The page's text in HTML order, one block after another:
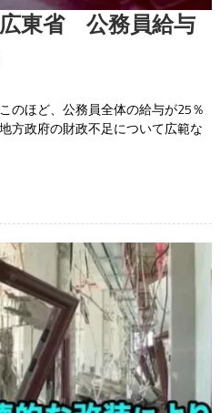
東省 公務員給与
のほど、公務員全体の給与が25％
方政府の財政不足について広範な